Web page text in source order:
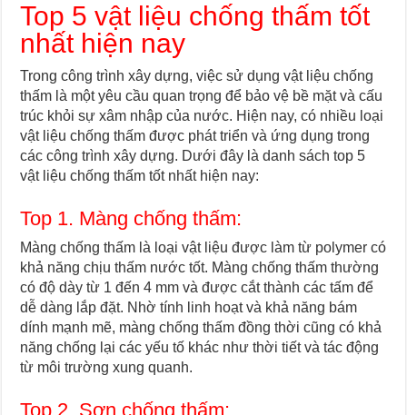
Top 5 vật liệu chống thấm tốt
nhất hiện nay
Trong công trình xây dựng, việc sử dụng vật liệu chống
thấm là một yêu cầu quan trọng để bảo vệ bề mặt và cấu
trúc khỏi sự xâm nhập của nước. Hiện nay, có nhiều loại
vật liệu chống thấm được phát triển và ứng dụng trong
các công trình xây dựng. Dưới đây là danh sách top 5
vật liệu chống thấm tốt nhất hiện nay:
Top 1. Màng chống thấm:
Màng chống thấm là loại vật liệu được làm từ polymer có
khả năng chịu thấm nước tốt. Màng chống thấm thường
có độ dày từ 1 đến 4 mm và được cắt thành các tấm để
dễ dàng lắp đặt. Nhờ tính linh hoạt và khả năng bám
dính mạnh mẽ, màng chống thấm đồng thời cũng có khả
năng chống lại các yếu tố khác như thời tiết và tác động
từ môi trường xung quanh.
Top 2. Sơn chống thấm: